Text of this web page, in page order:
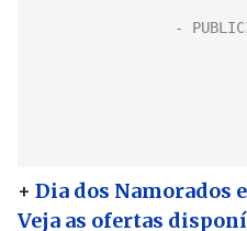
+ Dia dos Namorados
Veja as ofertas